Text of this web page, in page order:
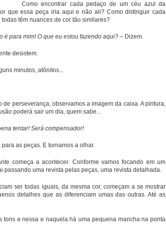
Como encontrar cada pedaço de um céu azul da
que essa peça iria aqui e não ali? Como distinguir cada
têm nuances de cor tão similares?
é para mim! O que eu estou fazendo aqui? – Dizem.
desistem.
minutos, atônitos...
de perseverança, observamos a imagem da caixa. A pintura,
poderá sair um dia, quem sabe...
tentar! Será compensador!
as peças. E tornamos a olhar.
começa a acontecer. Conforme vamos focando em um
passando uma revista pelas peças, uma revista detalhada.
ser todas iguais, da mesma cor, começam a se mostrar
detalhes que as diferenciam umas das outras. Até as
tons e nessa e naquela há uma pequena mancha na ponta